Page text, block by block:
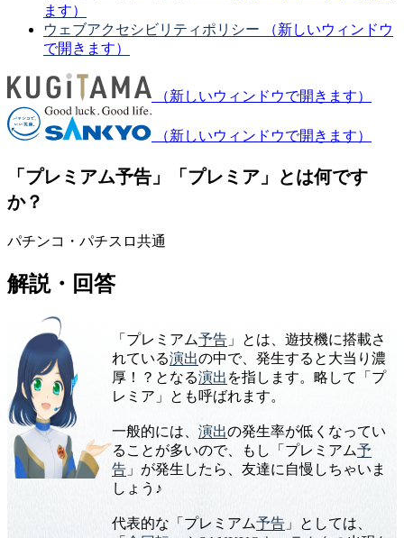
ます）
ウェブアクセシビリティポリシー
（新しいウィンドウ
で開きます）
（新しいウィンドウで開きます）
（新しいウィンドウで開きます）
「プレミアム予告」「プレミア」とは何です
か？
パチンコ・パチスロ共通
解説・回答
「プレミアム予告 」とは、遊技機に搭載さ
れている演出の中で、発生すると大当り濃
厚！？となる演出 を指します。略して「プ
レミア」とも呼ばれます。
一般的には、 演出の発生率が低くなってい
ることが多いので、もし「プレミアム予
告 」が発生したら、友達に自慢しちゃいま
しょう♪
代表的な「プレミアム予告 」としては、